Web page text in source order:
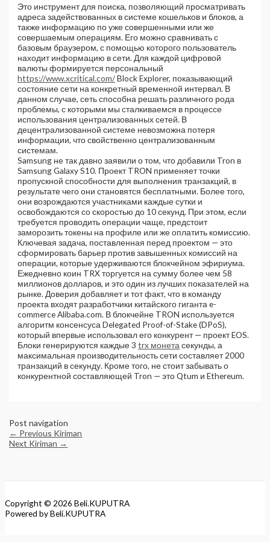
Это инструмент для поиска, позволяющий просматривать
адреса задействованных в системе кошельков и блоков, а
также информацию по уже совершенными или же
совершаемым операциям. Его можно сравнивать с
базовым браузером, с помощью которого пользователь
находит информацию в сети. Для каждой цифровой
валюты формируется персональный
https://www.xcritical.com/Block Explorer, показывающий
состояние сети на конкретный временной интервал. В
данном случае, сеть способна решать различного рода
проблемы, с которыми мы сталкиваемся в процессе
использования централизованных сетей. В
децентрализованной системе невозможна потеря
информации, что свойственно централизованным
системам.
Samsung не так давно заявили о том, что добавили Tron в
Samsung Galaxy S10. Проект TRON применяет точки
пропускной способности для выполнения транзакций, в
результате чего они становятся бесплатными. Более того,
они возрождаются участниками каждые сутки и
освобождаются со скоростью до 10 секунд. При этом, если
требуется проводить операции чаще, предстоит
заморозить токены на профиле или же оплатить комиссию.
Ключевая задача, поставленная перед проектом — это
сформировать барьер против завышенных комиссий на
операции, которые удерживаются блокчейном эфириума.
Ежедневно коин TRX торгуется на сумму более чем 58
миллионов долларов, и это один из лучших показателей на
рынке. Доверия добавляет и тот факт, что в команду
проекта входят разработчики китайского гиганта e-
commerce Alibaba.com. В блокчейне TRON используется
алгоритм консенсуса Delegated Proof-of-Stake (DPoS),
который впервые использовал его конкурент — проект EOS.
Блоки генерируются каждые 3trx монета секунды, а
максимальная производительность сети составляет 2000
транзакций в секунду. Кроме того, не стоит забывать о
конкурентной составляющей Tron — это Qtum и Ethereum.
Post navigation
← Previous Kiriman
Next Kiriman →
Copyright © 2026 Beli.KUPUTRA
Powered byBeli.KUPUTRA